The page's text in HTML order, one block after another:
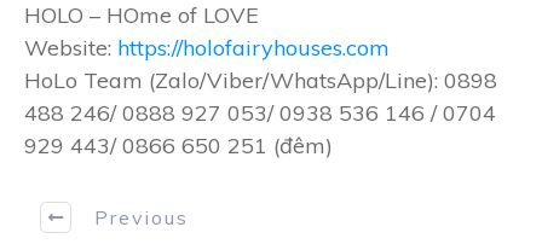
HOLO – HOme of LOVE
Website: https://holofairyhouses.com
HoLo Team (Zalo/Viber/WhatsApp/Line): 0898
488 246/ 0888 927 053/ 0938 536 146 / 0704
929 443/ 0866 650 251 (đêm)
Previous